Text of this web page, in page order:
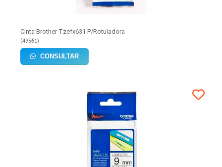
Cinta Brother Tzefx631 P/Rotuladora
(49561)
CONSULTAR